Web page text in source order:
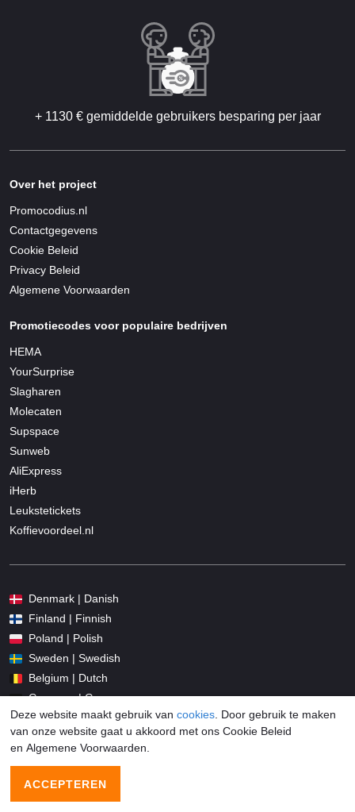
+ 1130 € gemiddelde gebruikers besparing per jaar
Over het project
Promocodius.nl
Contactgegevens
Cookie Beleid
Privacy Beleid
Algemene Voorwaarden
Promotiecodes voor populaire bedrijven
HEMA
YourSurprise
Slagharen
Molecaten
Supspace
Sunweb
AliExpress
iHerb
Leukstetickets
Koffievoordeel.nl
Denmark | Danish
Finland | Finnish
Poland | Polish
Sweden | Swedish
Belgium | Dutch
Germany | German
France | French
Italy | Italian
Spain | Spanish
Deze website maakt gebruik van cookies . Door gebruik te maken
van onze website gaat u akkoord met ons Cookie Beleid
en Algemene Voorwaarden.
ACCEPTEREN